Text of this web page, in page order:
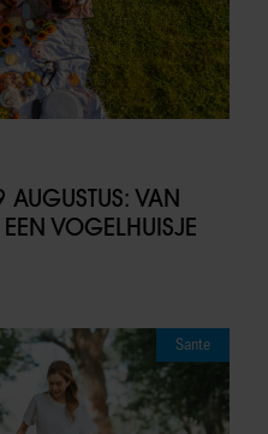
AUGUSTUS: VAN
VOGELHUISJE
Sante